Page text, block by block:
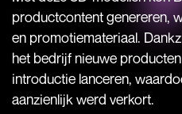
productcontent genereren,
en promotiemateriaal.
het bedrijf nieuwe
introductie lanceren,
aanzienlijk werd verkort.